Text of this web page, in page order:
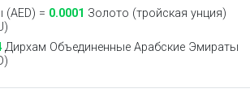
= 0.0001 Золото (тройская унция)
Дирхам Объединенные Арабские Эмираты